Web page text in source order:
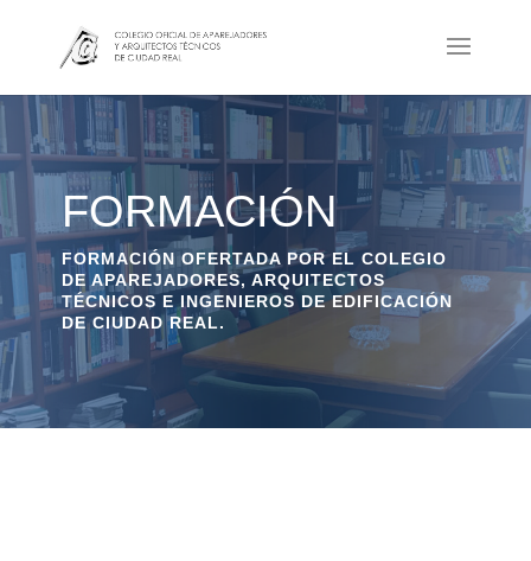
FORMACIÓN
FORMACIÓN OFERTADA POR EL COLEGIO
DE APAREJADORES, ARQUITECTOS
TÉCNICOS E INGENIEROS DE EDIFICACIÓN
DE CIUDAD REAL.